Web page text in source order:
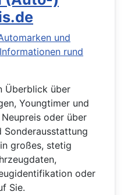
und
rund
Überblick über
Youngtimer und
oder über
Sonderausstattung
großes, stetig
oder
Sie.